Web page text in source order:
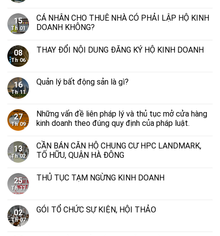
15
Th 01
CÁ NHÂN CHO THUÊ NHÀ CÓ PHẢI LẬP HỘ KINH
DOANH KHÔNG?
08
Th 06
THAY ĐỔI NỘI DUNG ĐĂNG KÝ HỘ KINH DOANH
16
Th 11
Quản lý bất động sản là gì?
27
Th 09
Những vấn đề liên pháp lý và thủ tục mở cửa hàng
kinh doanh theo đúng quy định của pháp luật.
13
Th 02
CẦN BÁN CĂN HỘ CHUNG CƯ HPC LANDMARK,
TỐ HỮU, QUẬN HÀ ĐÔNG
25
Th 11
THỦ TỤC TẠM NGỪNG KINH DOANH
02
Th 07
GÓI TỔ CHỨC SỰ KIỆN, HỘI THẢO